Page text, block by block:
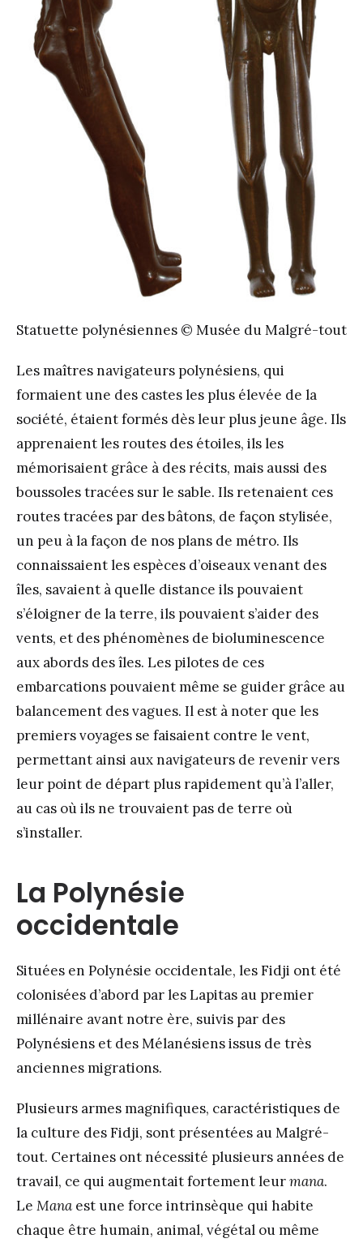
Statuette polynésiennes © Musée du Malgré-tout
Les maîtres navigateurs polynésiens, qui
formaient une des castes les plus élevée de la
société, étaient formés dès leur plus jeune âge. Ils
apprenaient les routes des étoiles, ils les
mémorisaient grâce à des récits, mais aussi des
boussoles tracées sur le sable. Ils retenaient ces
routes tracées par des bâtons, de façon stylisée,
un peu à la façon de nos plans de métro. Ils
connaissaient les espèces d’oiseaux venant des
îles, savaient à quelle distance ils pouvaient
s’éloigner de la terre, ils pouvaient s’aider des
vents, et des phénomènes de bioluminescence
aux abords des îles. Les pilotes de ces
embarcations pouvaient même se guider grâce au
balancement des vagues. Il est à noter que les
premiers voyages se faisaient contre le vent,
permettant ainsi aux navigateurs de revenir vers
leur point de départ plus rapidement qu’à l’aller,
au cas où ils ne trouvaient pas de terre où
s’installer.
La Polynésie
occidentale
Situées en Polynésie occidentale, les Fidji ont été
colonisées d’abord par les Lapitas au premier
millénaire avant notre ère, suivis par des
Polynésiens et des Mélanésiens issus de très
anciennes migrations.
Plusieurs armes magnifiques, caractéristiques de
la culture des Fidji, sont présentées au Malgré-
tout. Certaines ont nécessité plusieurs années de
travail, ce qui augmentait fortement leurmana.
Le Mana est une force intrinsèque qui habite
chaque être humain, animal, végétal ou même